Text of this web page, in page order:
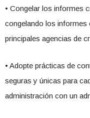
• Congelar los informes
congelando los informes
principales agencias de
• Adopte prácticas de
seguras y únicas para
administración con un